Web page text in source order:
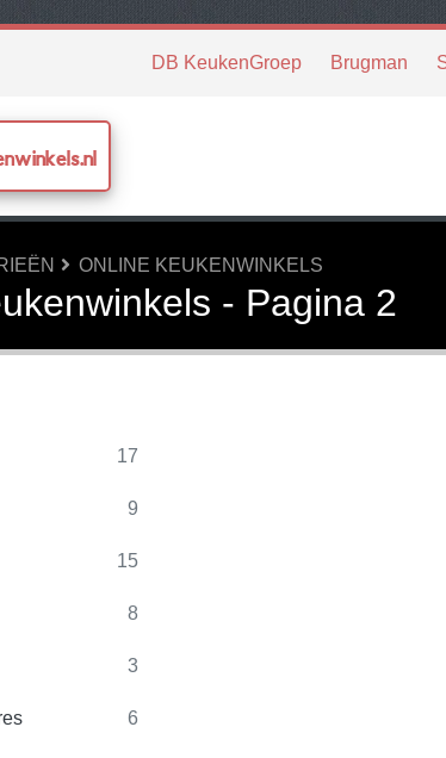
DB KeukenGroep Brugman
ONLINE KEUKENWINKELS
- Pagina 2
17
9
15
8
3
6